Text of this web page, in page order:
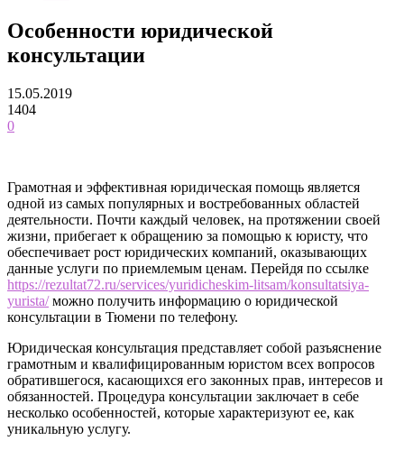
Особенности юридической
консультации
15.05.2019
1404
0
Грамотная и эффективная юридическая помощь является
одной из самых популярных и востребованных областей
деятельности. Почти каждый человек, на протяжении своей
жизни, прибегает к обращению за помощью к юристу, что
обеспечивает рост юридических компаний, оказывающих
данные услуги по приемлемым ценам. Перейдя по ссылке
https://rezultat72.ru/services/yuridicheskim-litsam/konsultatsiya-
yurista/можно получить информацию о юридической
консультации в Тюмени по телефону.
Юридическая консультация представляет собой разъяснение
грамотным и квалифицированным юристом всех вопросов
обратившегося, касающихся его законных прав, интересов и
обязанностей. Процедура консультации заключает в себе
несколько особенностей, которые характеризуют ее, как
уникальную услугу.